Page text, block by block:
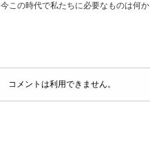
今この時代で私たちに必要なものは何か
コメントは利用できません。